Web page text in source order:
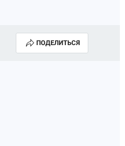
ПОДЕЛИТЬСЯ